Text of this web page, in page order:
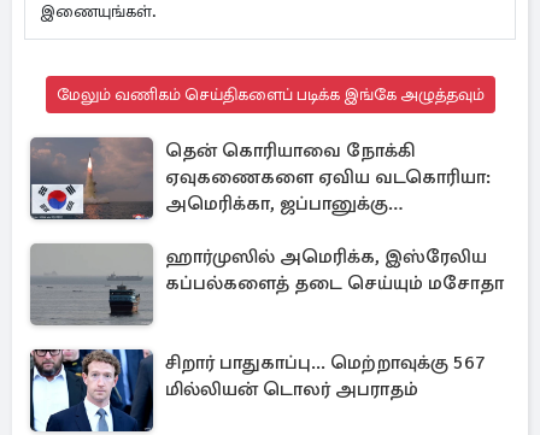
இணையுங்கள்.
மேலும் வணிகம் செய்திகளைப் படிக்க இங்கே அழுத்தவும்
தென் கொரியாவை நோக்கி
ஏவுகணைகளை ஏவிய வடகொரியா:
அமெரிக்கா, ஜப்பானுக்கு
ஹார்முஸில் அமெரிக்க, இஸ்ரேலிய
கப்பல்களைத் தடை செய்யும் மசோதா
சிறார் பாதுகாப்பு... மெற்றாவுக்கு 567
மில்லியன் டொலர் அபராதம்